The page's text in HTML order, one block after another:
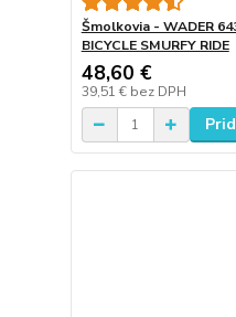
Šmolkovia - WADER
BICYCLE SMURFY RIDE
48,60 €
39,51 € bez DPH